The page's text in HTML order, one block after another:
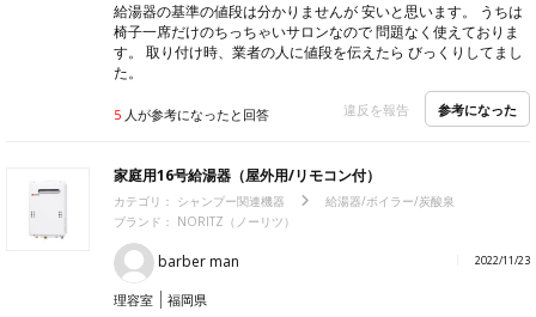
給湯器の基準の値段は分かりませんが 安いと思います。 うちは
椅子一席だけのちっちゃいサロンなので 問題なく使えておりま
す。 取り付け時、業者の人に値段を伝えたら びっくりしてまし
た。
5 人が参考になったと回答 違反を報告 参考になった
家庭用16号給湯器（屋外用/リモコン付）
カテゴリ： シャンプー関連機器
給湯器/ボイラー/炭酸泉
ブランド： NORITZ（ノーリツ）
barber man 2022/11/23
理容室 福岡県